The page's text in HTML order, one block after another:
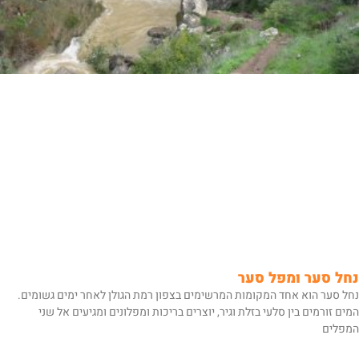
נחל סער ומפל סער
נחל סער הוא אחד המקומות המרשימים בצפון רמת הגולן לאחר ימים גשומים.
המים זורמים בין סלעי בזלת וגיר, יוצרים בריכות ומפלונים ומגיעים אל שני
המפלים